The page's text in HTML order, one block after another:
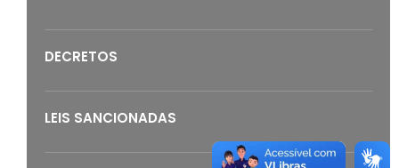
DECRETOS
LEIS SANCIONADAS